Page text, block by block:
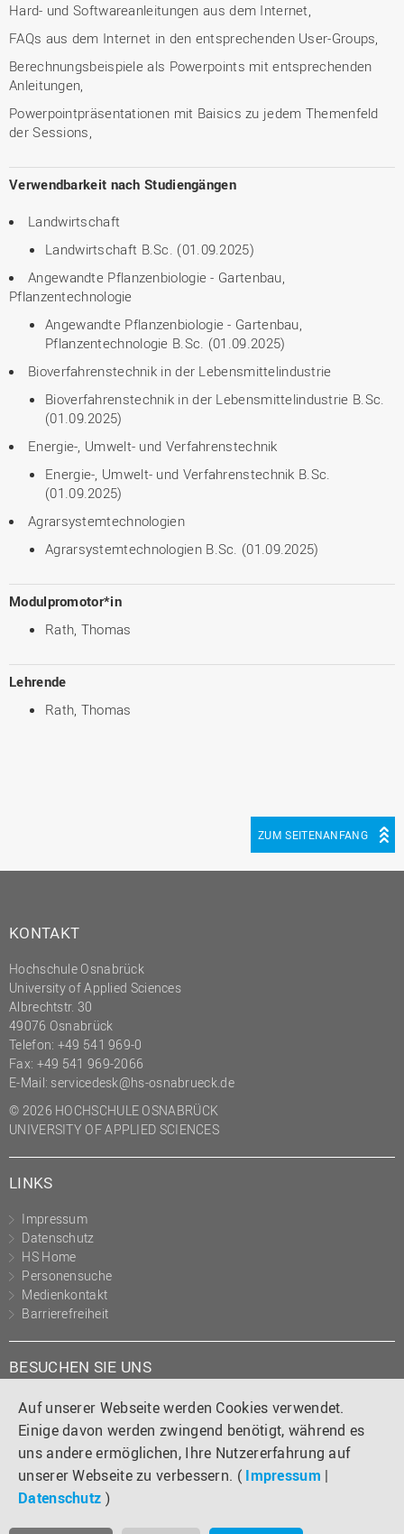
Auf unserer Webseite werden Cookies verwendet.
Einige davon werden zwingend benötigt, während es
uns andere ermöglichen, Ihre Nutzererfahrung auf
unserer Webseite zu verbessern. ( Impressum |
Datenschutz )
Hard- und Softwareanleitungen aus dem Internet,
FAQs aus dem Internet in den entsprechenden User-Groups,
Berechnungsbeispiele als Powerpoints mit entsprechenden
Anleitungen,
Powerpointpräsentationen mit Baisics zu jedem Themenfeld
der Sessions,
Verwendbarkeit nach Studiengängen
Landwirtschaft
Landwirtschaft B.Sc. (01.09.2025)
Angewandte Pflanzenbiologie - Gartenbau,
Pflanzentechnologie
Angewandte Pflanzenbiologie - Gartenbau,
Pflanzentechnologie B.Sc. (01.09.2025)
Bioverfahrenstechnik in der Lebensmittelindustrie
Bioverfahrenstechnik in der Lebensmittelindustrie B.Sc.
(01.09.2025)
Energie-, Umwelt- und Verfahrenstechnik
Energie-, Umwelt- und Verfahrenstechnik B.Sc.
(01.09.2025)
Agrarsystemtechnologien
Agrarsystemtechnologien B.Sc. (01.09.2025)
Modulpromotor*in
Rath, Thomas
Lehrende
Rath, Thomas
ZUM SEITENANFANG
KONTAKT
Hochschule Osnabrück
University of Applied Sciences
Albrechtstr. 30
49076 Osnabrück
Telefon: +49 541 969-0
Fax: +49 541 969-2066
E-Mail: servicedesk@hs-osnabrueck.de
© 2026 HOCHSCHULE OSNABRÜCK
UNIVERSITY OF APPLIED SCIENCES
LINKS
Impressum
Datenschutz
HS Home
Personensuche
Medienkontakt
Barrierefreiheit
BESUCHEN SIE UNS
Instagram
TiktokLinkedIn
YouTube
Facebook